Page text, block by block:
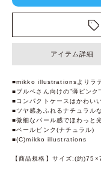
アイテム詳細
■mikko illustrationsよりラテ
■ブルベさん向けの”薄ピンク”
■コンパクトケースはかわい
■ツヤ感あふれるナチュラル
■微細なパール感でほわっと
■ペールピンク(ナチュラル)
■(C)mikko illustrations
【商品規格】サイズ:(約